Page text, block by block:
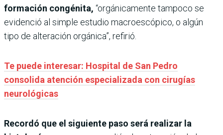
formación congénita, “orgánicamente tampoco se
evidenció al simple estudio macroescópico, o algún
tipo de alteración orgánica”, refirió.
Te puede interesar: Hospital de San Pedro
consolida atención especializada con cirugías
neurológicas
Recordó que el siguiente paso será realizar la